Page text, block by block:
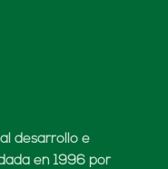
desarrollo e
en 1996 por